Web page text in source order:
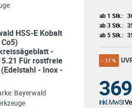
HSS-E Kobalt
-
Für rostfreie
- Inox -
Bayerwald
ab 1 Stk.:
ab 3 Stk.:
ab 5 Stk.:
- 17 %
inkl. MwSt